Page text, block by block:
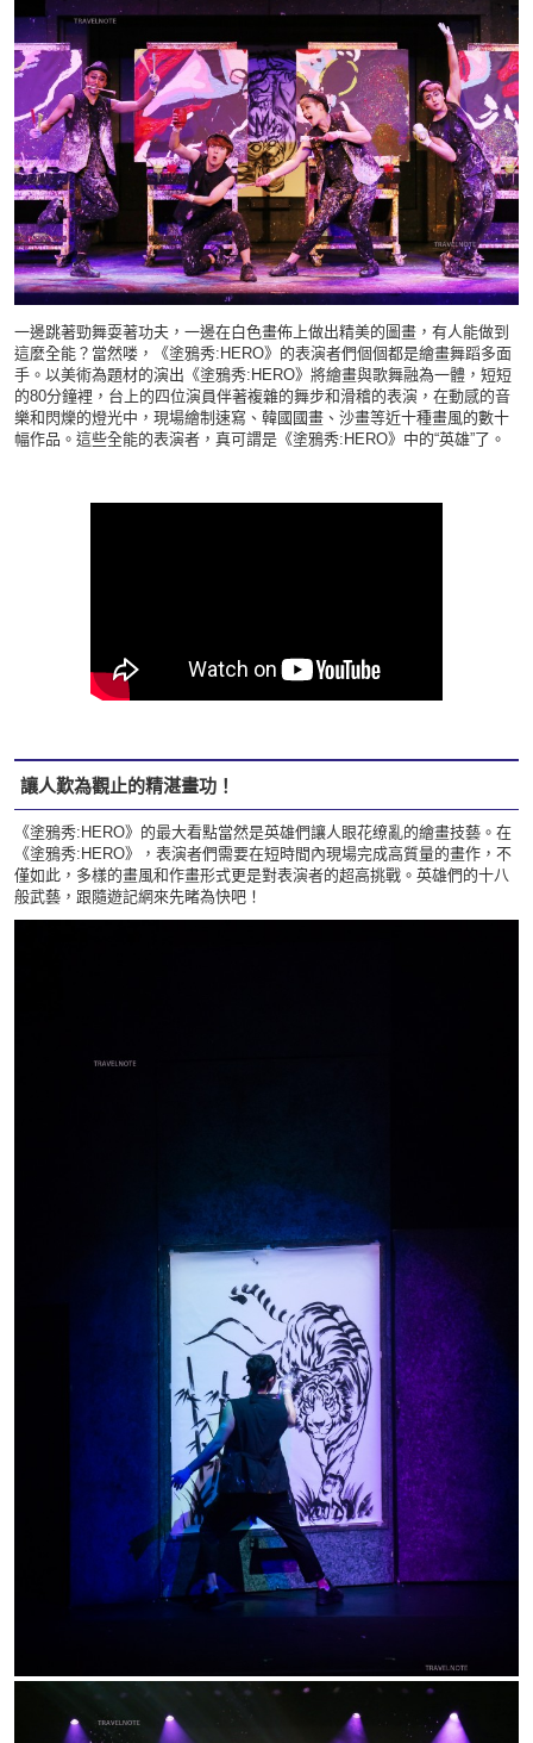
一邊跳著勁舞耍著功夫，一邊在白色畫佈上做出精美的圖畫，有人能做到
這麼全能？當然喽，《塗鴉秀:HERO》的表演者們個個都是繪畫舞蹈多面
手。以美術為題材的演出《塗鴉秀:HERO》將繪畫與歌舞融為一體，短短
的80分鐘裡，台上的四位演員伴著複雜的舞步和滑稽的表演，在動感的音
樂和閃爍的燈光中，現場繪制速寫、韓國國畫、沙畫等近十種畫風的數十
幅作品。這些全能的表演者，真可謂是《塗鴉秀:HERO》中的“英雄”了。
讓人歎為觀止的精湛畫功！
《塗鴉秀:HERO》的最大看點當然是英雄們讓人眼花缭亂的繪畫技藝。在
《塗鴉秀:HERO》，表演者們需要在短時間內現場完成高質量的畫作，不
僅如此，多樣的畫風和作畫形式更是對表演者的超高挑戰。英雄們的十八
般武藝，跟隨遊記網來先睹為快吧！